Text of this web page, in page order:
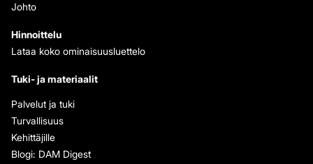
Johto
Hinnoittelu
Lataa koko ominaisuusluettelo
Tuki- ja materiaalit
Palvelut ja tuki
Turvallisuus
Kehittäjille
Blogi: DAM Digest